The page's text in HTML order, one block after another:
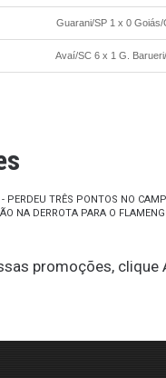
Guarani/SP 1 x 0 Goiás/
Avaí/SC 6 x 1 G.
PERDEU TRÊS PONTOS NO
NA DERROTA PARA O
promoções, clique